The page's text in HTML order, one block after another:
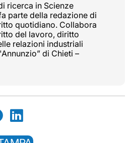
ricerca in Scienze
parte della redazione di
quotidiano. Collabora
del lavoro, diritto
relazioni industriali
di Chieti –